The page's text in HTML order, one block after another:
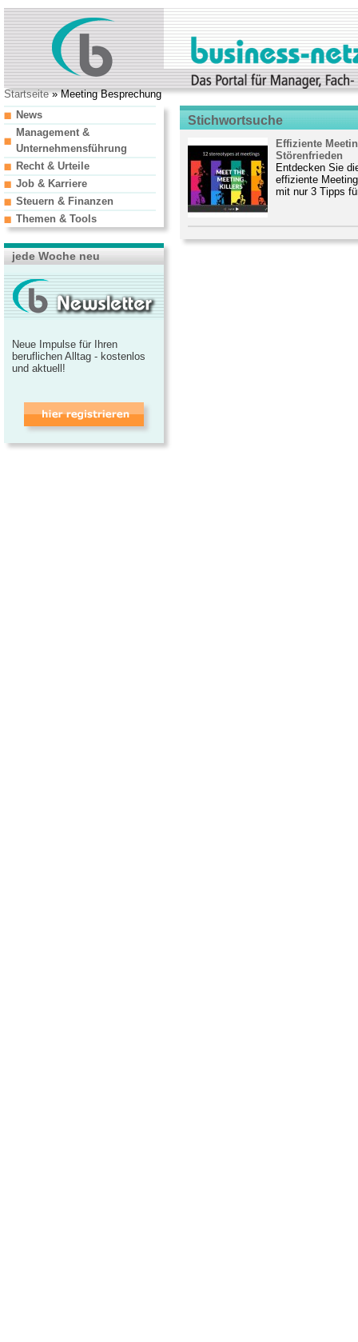
Startseite» Meeting Besprechung
Stichwortsuche
Effiziente
Störenfrieden
Entdecken Sie
effiziente
mit nur 3 Tipps
News
Management &
Unternehmensführung
Recht & Urteile
Job & Karriere
Steuern & Finanzen
Themen & Tools
jede Woche neu
Neue Impulse für Ihren
beruflichen Alltag - kostenlos
und aktuell!